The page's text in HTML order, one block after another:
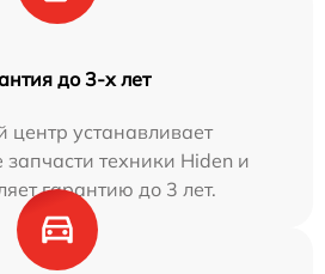
до 3-х лет
центр устанавливает
техники Hiden и
гарантию до 3 лет.